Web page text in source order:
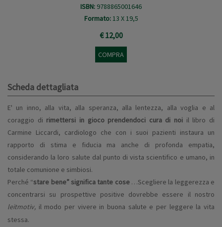
ISBN: 9788865001646
Formato:13 X 19,5
€ 12,00
COMPRA
Scheda dettagliata
E' un inno, alla vita, alla speranza, alla lentezza, alla voglia e al
coraggio di rimettersi in gioco prendendoci cura di noi il libro di
Carmine Liccardi, cardiologo che con i suoi pazienti instaura un
rapporto di stima e fiducia ma anche di profonda empatia,
considerando la loro salute dal punto di vista scientifico e umano, in
totale comunione e simbiosi.
Perché “stare bene” significa tante cose…Scegliere la leggerezza e
concentrarsi su prospettive positive dovrebbe essere il nostro
leitmotiv, il modo per vivere in buona salute e per leggere la vita
stessa.